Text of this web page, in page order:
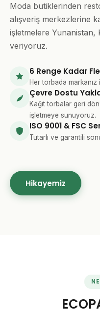
Moda butiklerinden
alışveriş merkezlerine
işletmelere Yunanistan,
veriyoruz.
6 Renge Kadar
Her torbada
Çevre Dostu
Kağıt torbalar geri
işletmeye sunuyoruz.
ISO 9001 & FSC
Tutarlı ve garantili
Hikayemiz